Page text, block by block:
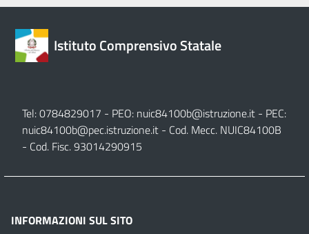
Istituto Comprensivo Statale
Tel: 0784829017 - PEO: nuic84100b@istruzione.it - PEC:
nuic84100b@pec.istruzione.it - Cod. Mecc. NUIC84100B
- Cod. Fisc. 93014290915
INFORMAZIONI SUL SITO